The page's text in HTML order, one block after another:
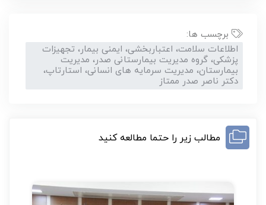
برچسب ها:
اطلاعات سلامت، اعتباربخشی، ایمنی بیمار، تجهیزات
پزشکی، گروه مدیریت بیمارستانی صدر، مدیریت
بیمارستان، مدیریت سرمایه های انسانی، استارتاپ،
دکتر ناصر صدر ممتاز
مطالب زیر را حتما مطالعه کنید